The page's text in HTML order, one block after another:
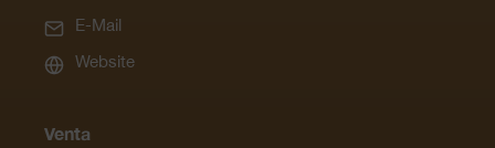
E-Mail
Website
Venta